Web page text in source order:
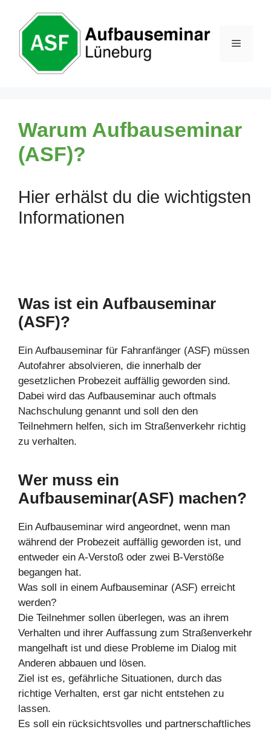
springen
Menü
Warum Aufbauseminar
(ASF)?
Hier erhälst du die wichtigsten
Informationen
Was ist ein Aufbauseminar
(ASF)?
Ein Aufbauseminar für Fahranfänger (ASF) müssen
Autofahrer absolvieren, die innerhalb der
gesetzlichen Probezeit auffällig geworden sind.
Dabei wird das Aufbauseminar auch oftmals
Nachschulung genannt und soll den den
Teilnehmern helfen, sich im Straßenverkehr richtig
zu verhalten.
Wer muss ein
Aufbauseminar(ASF) machen?
Ein Aufbauseminar wird angeordnet, wenn man
während der Probezeit auffällig geworden ist, und
entweder ein A-Verstoß oder zwei B-Verstöße
begangen hat.
Was soll in einem Aufbauseminar (ASF) erreicht
werden?
Die Teilnehmer sollen überlegen, was an ihrem
Verhalten und ihrer Auffassung zum Straßenverkehr
mangelhaft ist und diese Probleme im Dialog mit
Anderen abbauen und lösen.
Ziel ist es, gefährliche Situationen, durch das
richtige Verhalten, erst gar nicht entstehen zu
lassen.
Es soll ein rücksichtsvolles und partnerschaftliches